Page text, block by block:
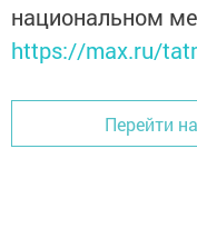
национальном
https://max.ru/
Перейти